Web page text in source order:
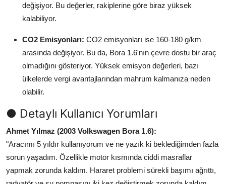
değişiyor. Bu değerler, rakiplerine göre biraz yüksek
kalabiliyor.
CO2 Emisyonları: CO2 emisyonları ise 160-180 g/km
arasında değişiyor. Bu da, Bora 1.6'nın çevre dostu bir araç
olmadığını gösteriyor. Yüksek emisyon değerleri, bazı
ülkelerde vergi avantajlarından mahrum kalmanıza neden
olabilir.
● Detaylı Kullanıcı Yorumları
Ahmet Yılmaz (2003 Volkswagen Bora 1.6):
"Aracımı 5 yıldır kullanıyorum ve ne yazık ki beklediğimden fazla
sorun yaşadım. Özellikle motor kısmında ciddi masraflar
yapmak zorunda kaldım. Hararet problemi sürekli başımı ağrıttı,